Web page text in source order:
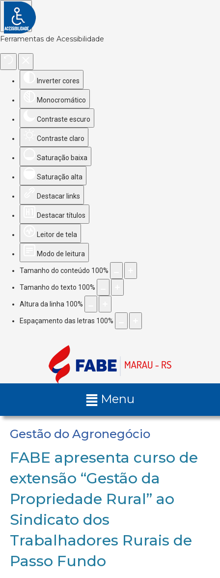
Ferramentas de Acessibilidade
Inverter cores
Monocromático
Contraste escuro
Contraste claro
Saturação baixa
Saturação alta
Destacar links
Destacar títulos
Leitor de tela
Modo de leitura
Tamanho do conteúdo 100%
Tamanho do texto 100%
Altura da linha 100%
Espaçamento das letras 100%
Menu
Gestão do Agronegócio
FABE apresenta curso de
extensão “Gestão da
Propriedade Rural” ao
Sindicato dos
Trabalhadores Rurais de
Passo Fundo